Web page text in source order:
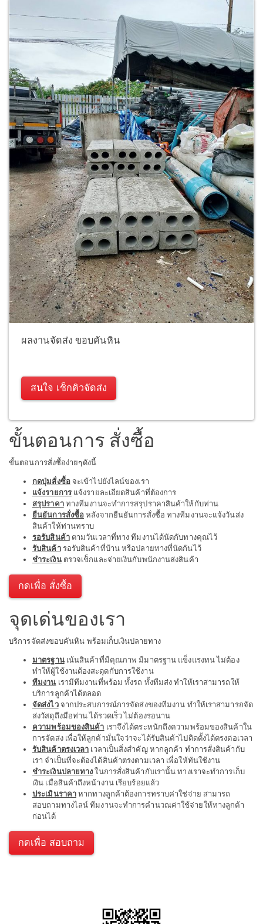
ผลงานจัดส่ง ขอบคันหิน
สนใจ เช็กคิวจัดส่ง
ขั้นตอนการ สั่งซื้อ
ขั้นตอนการสั่งซื้อง่ายๆดังนี้
กดปุ่มสั่งซื้อจะเข้าไปยังไลน์ของเรา
แจ้งรายการแจ้งรายละเอียดสินค้าที่ต้องการ
สรุปราคาทางทีมงานจะทำการสรุปราคาสินค้าให้กับท่าน
ยืนยันการสั่งซื้อ หลังจากยืนยันการสั่งซื้อ ทางทีมงานจะแจ้งวันส่ง
สินค้าให้ท่านทราบ
รอรับสินค้าตามวันเวลาที่ทาง ทีมงานได้นัดกับทางคุณไว้
รับสินค้ารอรับสินค้าที่บ้าน หรือปลายทางที่นัดกันไว้
ชำระเงินตรวจเช็กและจ่ายเงินกับพนักงานส่งสินค้า
กดเพื่อ สั่งซื้อ
จุดเด่นของเรา
บริการจัดส่งขอบคันหิน พร้อมเก็บเงินปลายทาง
มาตรฐานเน้นสินค้าที่มีคุณภาพ มีมาตรฐาน แข็งแรงทน ไม่ต้อง
ทำให้ผู้ใช้งานต้องสะดุดกับการใช้งาน
ทีมงาน เรามีทีมงานที่พร้อม ทั้งรถ ทั้งทีมส่ง ทำให้เราสามารถให้
บริการลูกค้าได้ตลอด
จัดส่งไวจากประสบการณ์การจัดส่งของทีมงาน ทำให้เราสามารถจัด
ส่งวัสดุถึงมือท่าน ได้รวดเร็ว ไม่ต้องรอนาน
ความพร้อมของสินค้า เราจึงได้ตระหนักถึงความพร้อมของสินค้าใน
การจัดส่ง เพื่อให้ลูกค้ามั่นใจว่าจะได้รับสินค้าไปติดตั้งได้ตรงต่อเวลา
รับสินค้าตรงเวลา เวลาเป็นสิ่งสำคัญ หากลูกค้า ทำการสั่งสินค้ากับ
เรา จำเป็นที่จะต้องได้สินค้าตรงตามเวลา เพื่อให้ทันใช้งาน
ชำระเงินปลายทาง ในการสั่งสินค้ากับเรานั้น ทางเราจะทำการเก็บ
เงิน เมื่อสินค้าถึงหน้างาน เรียบร้อยแล้ว
ประเมินราคา หากทางลูกค้าต้องการทราบค่าใช่จ่าย สามารถ
สอบถามทางไลน์ ทีมงานจะทำการคำนวณค่าใช้จ่ายให้ทางลูกค้า
ก่อนได้
กดเพื่อ สอบถาม